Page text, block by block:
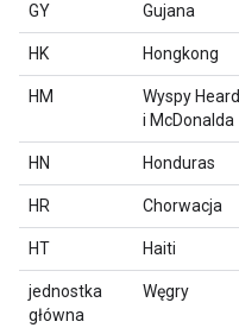
GY Gujana
HK Hongkong
HM
Wyspy Heard
i McDonalda
HN Honduras
HR Chorwacja
HT Haiti
jednostka
główna
Węgry